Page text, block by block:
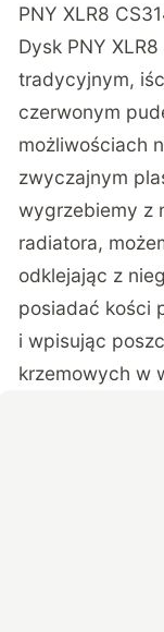
PNY XLR8
Dysk PNY
tradycyjnym,
czerwonym
możliwościach
zwyczajnym
wygrzebiemy z
radiatora,
odklejając z
posiadać kości
i wpisując
krzemowych w